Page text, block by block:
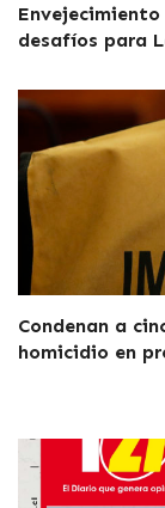
desafíos para
Condenan a
homicidio en